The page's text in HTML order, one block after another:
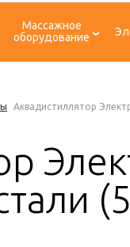
Массажное
оборудование
Аквадистиллятор